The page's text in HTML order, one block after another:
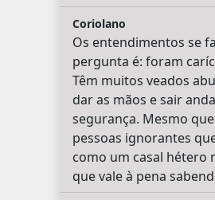
Coriolano
Os entendimentos se
pergunta é: foram
Têm muitos veados
dar as mãos e sair
segurança. Mesmo
pessoas ignorantes
como um casal hétero
que vale à pena